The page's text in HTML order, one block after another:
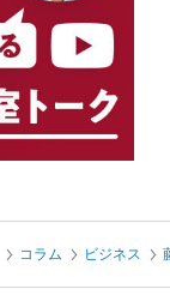
コラム ビジネス